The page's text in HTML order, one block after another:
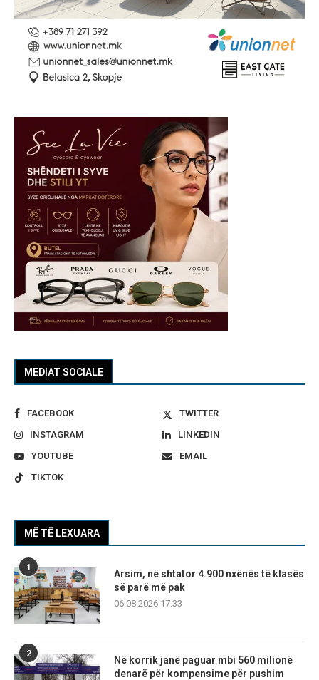
MEDIAT SOCIALE
FACEBOOK
TWITTER
INSTAGRAM
LINKEDIN
YOUTUBE
EMAIL
TIKTOK
MË TË LEXUARA
1
Arsim, në shtator 4.900 nxënës të klasës
së parë më pak
06.08.2026 17:33
2
Në korrik janë paguar mbi 560 milionë
denarë për kompensime për pushim